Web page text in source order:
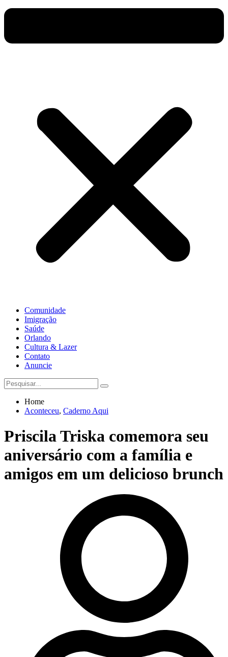
Comunidade
Imigração
Saúde
Orlando
Cultura & Lazer
Contato
Anuncie
Home
Aconteceu, Caderno Aqui
Priscila Triska comemora seu
aniversário com a família e
amigos em um delicioso brunch